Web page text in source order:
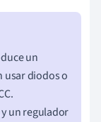
un
usar diodos o
un regulador